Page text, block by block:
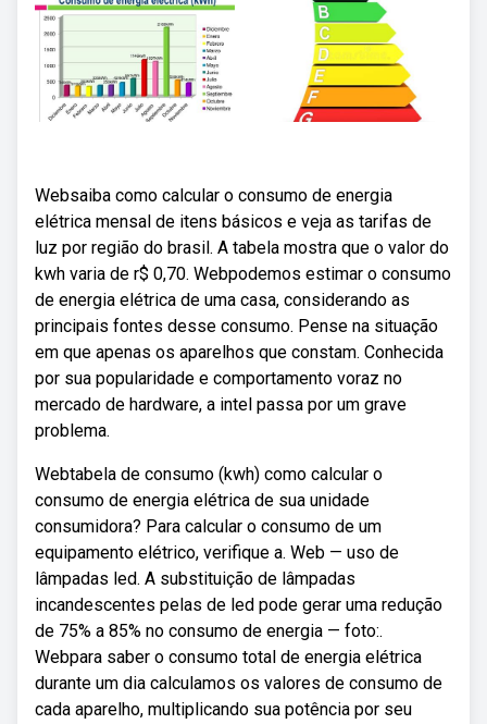
Websaiba como calcular o consumo de energia
elétrica mensal de itens básicos e veja as tarifas de
luz por região do brasil. A tabela mostra que o valor do
kwh varia de r$ 0,70. Webpodemos estimar o consumo
de energia elétrica de uma casa, considerando as
principais fontes desse consumo. Pense na situação
em que apenas os aparelhos que constam. Conhecida
por sua popularidade e comportamento voraz no
mercado de hardware, a intel passa por um grave
problema.
Webtabela de consumo (kwh) como calcular o
consumo de energia elétrica de sua unidade
consumidora? Para calcular o consumo de um
equipamento elétrico, verifique a. Web — uso de
lâmpadas led. A substituição de lâmpadas
incandescentes pelas de led pode gerar uma redução
de 75% a 85% no consumo de energia — foto:.
Webpara saber o consumo total de energia elétrica
durante um dia calculamos os valores de consumo de
cada aparelho, multiplicando sua potência por seu